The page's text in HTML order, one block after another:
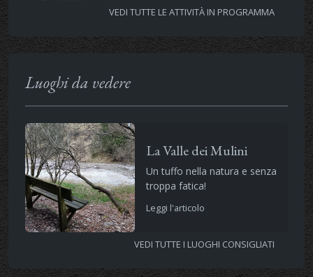
VEDI TUTTE LE ATTIVITÀ IN PROGRAMMA
Luoghi da vedere
La Valle dei Mulini
Un tuffo nella natura e senza
troppa fatica!
Leggi l'articolo
VEDI TUTTE I LUOGHI CONSIGLIATI